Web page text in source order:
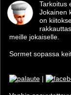
Tarkoitus
Jokainen
on
meille jokaiselle.
Sormet sopassa
|